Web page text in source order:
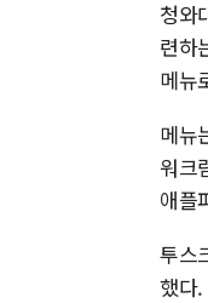
청와
련하
메뉴
메뉴
워크
애플
투스
했다.